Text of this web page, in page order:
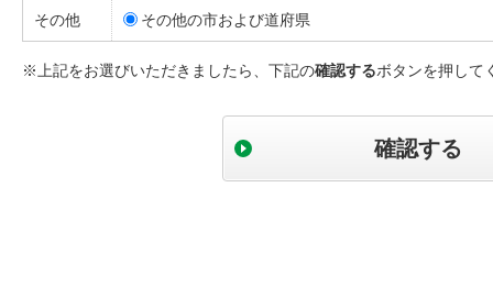
その他 その他の市および道府県
※上記をお選びいただきましたら、下記の確認するボタンを押して
確認する